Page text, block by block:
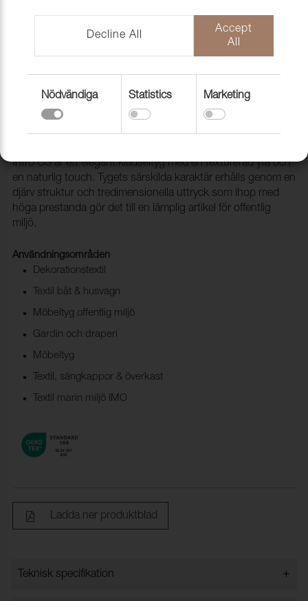
Provkollektion Intro CS
1012100
Intro CS är ett elegant klädseltyg med en texturerad yta och
en naturlig touch. Tygets särskilda karaktär erhålls genom en
djärv struktur och tredimensionella uttryck som ihop med
höga prestanda gör det till en lämplig artikel för offentlig
miljö.
Användningsområden
Dekorationstextil
Textil båt & husvagn
Möbeltyg offentlig miljö
Gardin och draperi
Möbeltyg
Textil, sängkappor & överkast
Textil marin miljö IMO
Ladda ner produktblad
Teknisk specifikation +
Decline All
Accept
All
Nödvändiga Statistics Marketing